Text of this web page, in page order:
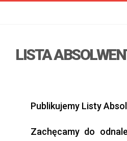
LISTA
Publikujemy Listy
Zachęcamy do